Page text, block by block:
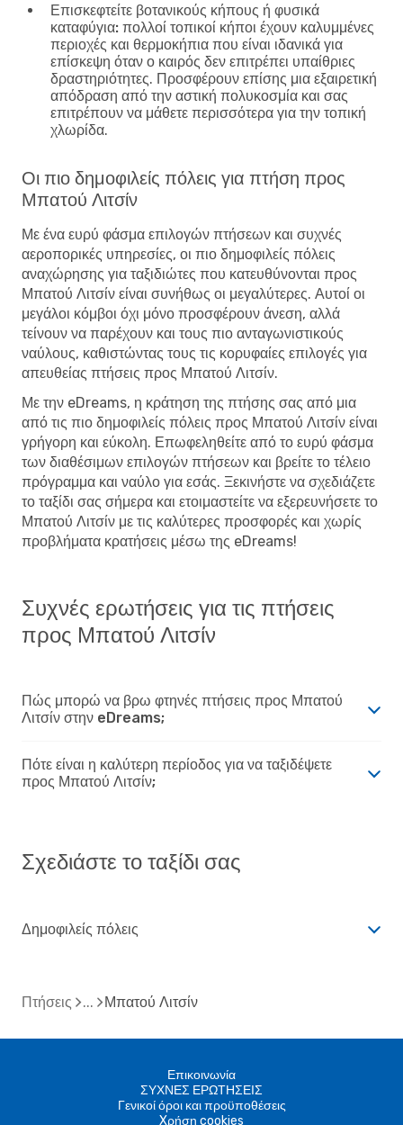
Επισκεφτείτε βοτανικούς κήπους ή φυσικά
καταφύγια: πολλοί τοπικοί κήποι έχουν καλυμμένες
περιοχές και θερμοκήπια που είναι ιδανικά για
επίσκεψη όταν ο καιρός δεν επιτρέπει υπαίθριες
δραστηριότητες. Προσφέρουν επίσης μια εξαιρετική
απόδραση από την αστική πολυκοσμία και σας
επιτρέπουν να μάθετε περισσότερα για την τοπική
χλωρίδα.
Οι πιο δημοφιλείς πόλεις για πτήση προς
Μπατού Λιτσίν
Με ένα ευρύ φάσμα επιλογών πτήσεων και συχνές
αεροπορικές υπηρεσίες, οι πιο δημοφιλείς πόλεις
αναχώρησης για ταξιδιώτες που κατευθύνονται προς
Μπατού Λιτσίν είναι συνήθως οι μεγαλύτερες. Αυτοί οι
μεγάλοι κόμβοι όχι μόνο προσφέρουν άνεση, αλλά
τείνουν να παρέχουν και τους πιο ανταγωνιστικούς
ναύλους, καθιστώντας τους τις κορυφαίες επιλογές για
απευθείας πτήσεις προς Μπατού Λιτσίν.
Με την eDreams, η κράτηση της πτήσης σας από μια
από τις πιο δημοφιλείς πόλεις προς Μπατού Λιτσίν είναι
γρήγορη και εύκολη. Επωφεληθείτε από το ευρύ φάσμα
των διαθέσιμων επιλογών πτήσεων και βρείτε το τέλειο
πρόγραμμα και ναύλο για εσάς. Ξεκινήστε να σχεδιάζετε
το ταξίδι σας σήμερα και ετοιμαστείτε να εξερευνήσετε το
Μπατού Λιτσίν με τις καλύτερες προσφορές και χωρίς
προβλήματα κρατήσεις μέσω της eDreams!
Συχνές ερωτήσεις για τις πτήσεις
προς Μπατού Λιτσίν
Πώς μπορώ να βρω φτηνές πτήσεις προς Μπατού
Λιτσίν στην eDreams;
Πότε είναι η καλύτερη περίοδος για να ταξιδέψετε
προς Μπατού Λιτσίν;
Σχεδιάστε το ταξίδι σας
Δημοφιλείς πόλεις
Πτήσεις Μπατού Λιτσίν
Επικοινωνία
ΣΥΧΝΕΣ ΕΡΩΤΗΣΕΙΣ
Γενικοί όροι και προϋποθέσεις
Xρήση cookies